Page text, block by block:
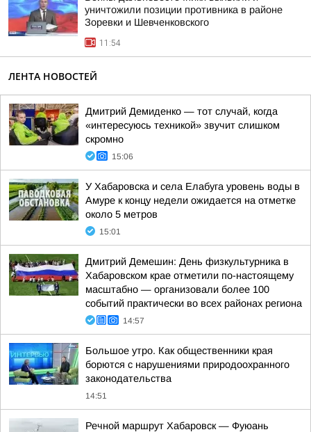
уничтожили позиции противника в районе
Зоревки и Шевченковского
11:54
ЛЕНТА НОВОСТЕЙ
Дмитрий Демиденко — тот случай, когда
«интересуюсь техникой» звучит слишком
скромно
15:06
У Хабаровска и села Елабуга уровень воды в
Амуре к концу недели ожидается на отметке
около 5 метров
15:01
Дмитрий Демешин: День физкультурника в
Хабаровском крае отметили по-настоящему
масштабно — организовали более 100
событий практически во всех районах региона
14:57
Большое утро. Как общественники края
борются с нарушениями природоохранного
законодательства
14:51
Речной маршрут Хабаровск — Фуюань